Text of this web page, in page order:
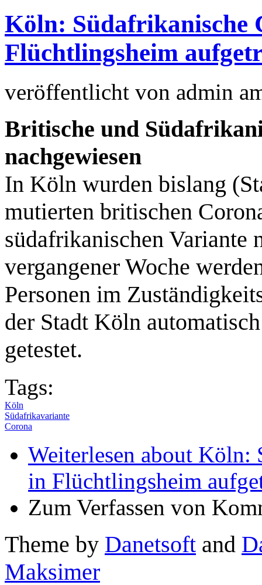
Köln: Südafrikanische
Flüchtlingsheim
veröffentlicht von admin
Britische und
nachgewiesen
In Köln wurden bislang
mutierten britischen
südafrikanischen Variante
vergangener Woche
Personen im
der Stadt Köln
getestet.
Tags:
Köln
Südafrikavariante
Corona
Weiterlesen about Köln:
in Flüchtlingsheim
Zum Verfassen von
Theme by Danetsoft and
Maksimer